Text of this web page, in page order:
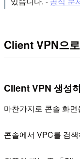
Client VPN으
Client VPN 생성
마찬가지로 콘솔 화
콘솔에서 VPC를 검